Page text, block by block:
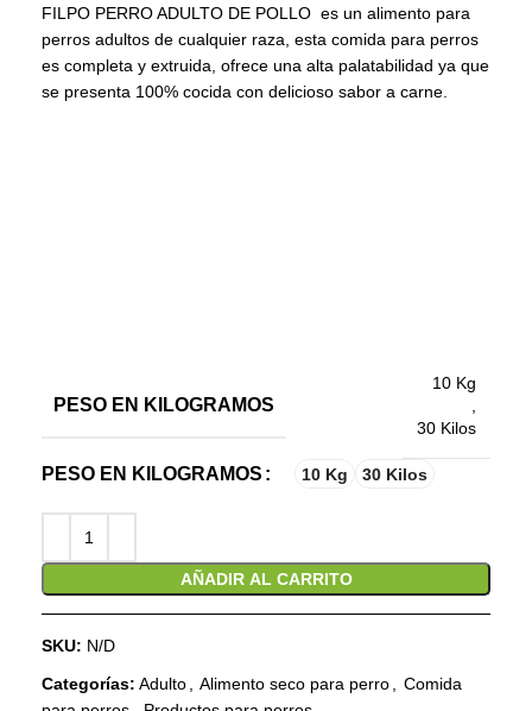
FILPO PERRO ADULTO DE POLLO es un alimento para
perros adultos de cualquier raza, esta comida para perros
es completa y extruida, ofrece una alta palatabilidad ya que
se presenta 100% cocida con delicioso sabor a carne.
PESO EN KILOGRAMOS
10 Kg
30 Kilos
PESO EN KILOGRAMOS 10 Kg 30 Kilos
AÑADIR AL CARRITO
SKU: N/D
Categorías: Adulto Alimento seco para perro
Comida